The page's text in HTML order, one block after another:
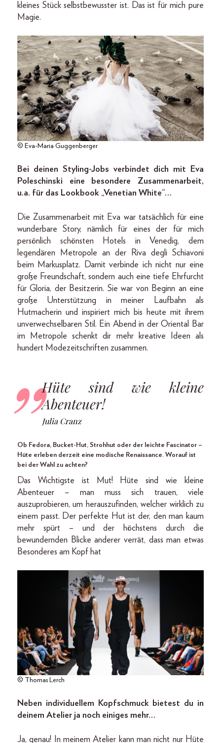
kleines Stück selbstbewusster ist. Das ist für mich pure
Magie.
© Eva-Maria Guggenberger
Bei deinen Styling-Jobs verbindet dich mit Eva
Poleschinski eine besondere Zusammenarbeit,
u.a. für das Lookbook „Venetian White“…
Die Zusammenarbeit mit Eva war tatsächlich für eine
wunderbare Story, nämlich für eines der für mich
persönlich schönsten Hotels in Venedig, dem
legendären Metropole an der Riva degli Schiavoni
beim Markusplatz. Damit verbinde ich nicht nur eine
große Freundschaft, sondern auch eine tiefe Ehrfurcht
für Gloria, der Besitzerin. Sie war von Beginn an eine
große Unterstützung in meiner Laufbahn als
Hutmacherin und inspiriert mich bis heute mit ihrem
unverwechselbaren Stil. Ein Abend in der Oriental Bar
im Metropole schenkt dir mehr kreative Ideen als
hundert Modezeitschriften zusammen.
Hüte sind wie kleine
Abenteuer!
Julia Cranz
Ob Fedora, Bucket-Hut, Strohhut oder der leichte Fascinator –
Hüte erleben derzeit eine modische Renaissance. Worauf ist
bei der Wahl zu achten?
Das Wichtigste ist Mut! Hüte sind wie kleine
Abenteuer – man muss sich trauen, viele
auszuprobieren, um herauszufinden, welcher wirklich zu
einem passt. Der perfekte Hut ist der, den man kaum
mehr spürt – und der höchstens durch die
bewundernden Blicke anderer verrät, dass man etwas
Besonderes am Kopf hat
© Thomas Lerch
Neben individuellem Kopfschmuck bietest du in
deinem Atelier ja noch einiges mehr…
Ja, genau! In meinem Atelier kann man nicht nur Hüte